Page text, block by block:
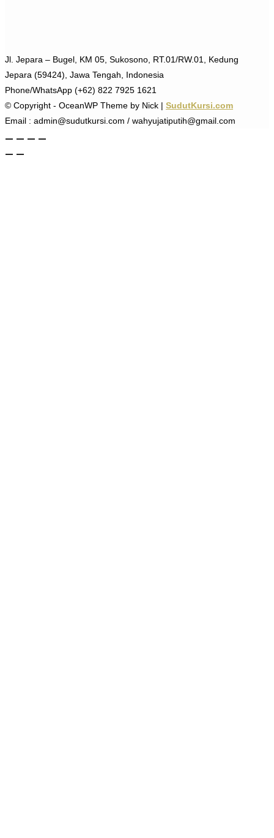
Jl. Jepara – Bugel, KM 05, Sukosono, RT.01/RW.01, Kedung
Jepara (59424), Jawa Tengah, Indonesia
Phone/WhatsApp (+62) 822 7925 1621
© Copyright - OceanWP Theme by Nick | SudutKursi.com
Email : admin@sudutkursi.com / wahyujatiputih@gmail.com